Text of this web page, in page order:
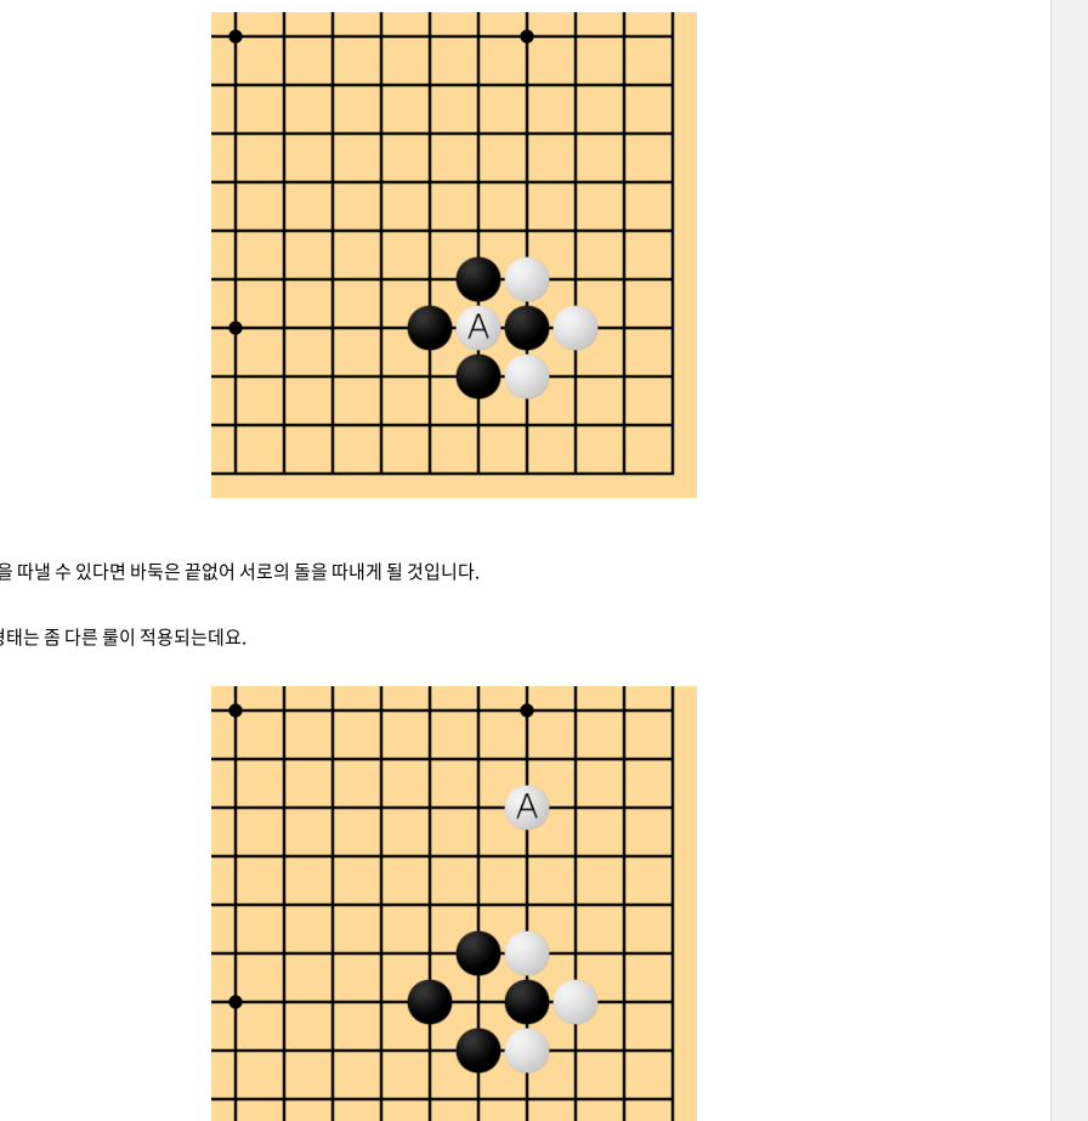
따낼 수 있다면 바둑은 끝없어 서로의 돌을 따내게 될 것입니다.
는 좀 다른 룰이 적용되는데요.